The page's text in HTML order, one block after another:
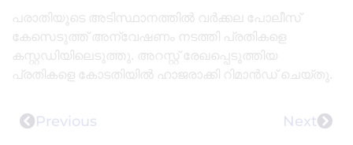
പരാതിയുടെ അടിസ്ഥാനത്തിൽ വർക്കല പോലീസ്
കേസെടുത്ത് അന്വേഷണം നടത്തി പ്രതികളെ
കസ്റ്റഡിയിലെടുത്തു. അറസ്റ്റ് രേഖപ്പെടുത്തിയ
പ്രതികളെ കോടതിയിൽ ഹാജരാക്കി റിമാൻഡ് ചെയ്തു.
Previous Next